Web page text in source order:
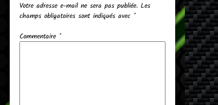
Votre adresse e-mail ne sera pas publiée. Les
champs obligatoires sont indiqués avec *
Commentaire *